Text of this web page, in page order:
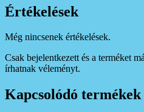
Értékelések
Még nincsenek értékelések.
Csak bejelentkezett és a terméket
írhatnak véleményt.
Kapcsolódó termékek